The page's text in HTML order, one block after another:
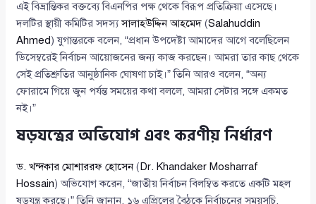
এই বিভ্রান্তিকর বক্তব্যে বিএনপির পক্ষ থেকে বিরূপ প্রতিক্রিয়া এসেছে।
দলটির স্থায়ী কমিটির সদস্যসালাহউদ্দিন আহমেদ (Salahuddin
Ahmed) যুগান্তরকে বলেন, “প্রধান উপদেষ্টা আমাদের আগে বলেছিলেন
ডিসেম্বরেই নির্বাচন আয়োজনের জন্য কাজ করছেন। আমরা তার কাছ থেকে
সেই প্রতিশ্রুতির আনুষ্ঠানিক ঘোষণা চাই।” তিনি আরও বলেন, “অন্য
ফোরামে গিয়ে জুন পর্যন্ত সময়ের কথা বললে, আমরা সেটার সঙ্গে একমত
নই।”
ষড়যন্ত্রের অভিযোগ এবং করণীয় নির্ধারণ
ড. খন্দকার মোশাররফ হোসেন( Dr. Khandaker Mosharraf
Hossain) অভিযোগ করেন, “জাতীয় নির্বাচন বিলম্বিত করতে একটি মহল
ষড়যন্ত্র করছে।” তিনি জানান, ১৬ এপ্রিলের বৈঠকে নির্বাচনের সময়সূচি,